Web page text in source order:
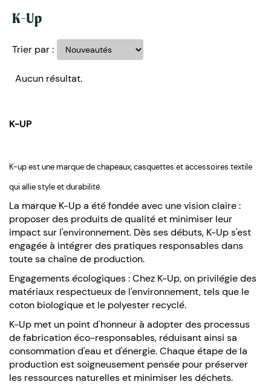
K-Up
Trier par :
Aucun résultat.
K-UP
K-up est une marque de chapeaux, casquettes et accessoires textile
qui allie style et durabilité.
La marque K-Up a été fondée avec une vision claire :
proposer des produits de qualité et minimiser leur
impact sur l'environnement. Dès ses débuts, K-Up s'est
engagée à intégrer des pratiques responsables dans
toute sa chaîne de production.
Engagements écologiques : Chez K-Up, on privilégie des
matériaux respectueux de l'environnement, tels que le
coton biologique et le polyester recyclé.
K-Up met un point d'honneur à adopter des processus
de fabrication éco-responsables, réduisant ainsi sa
consommation d'eau et d'énergie. Chaque étape de la
production est soigneusement pensée pour préserver
les ressources naturelles et minimiser les déchets.